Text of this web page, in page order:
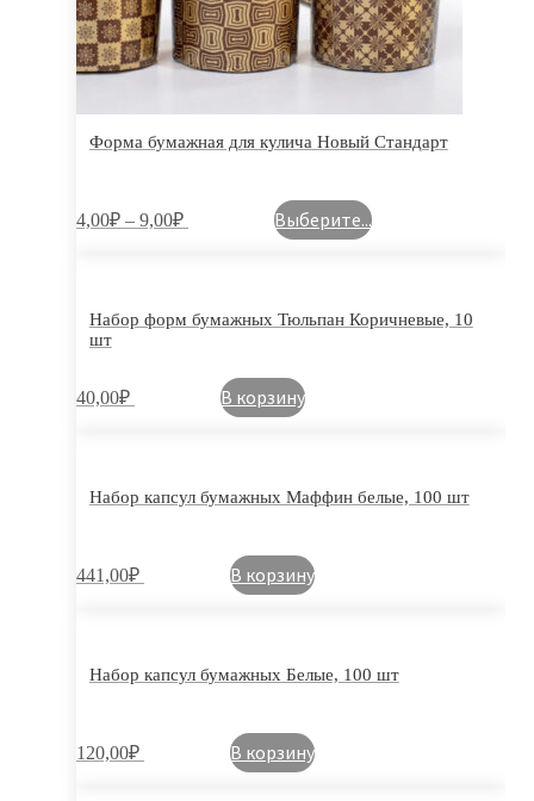
Форма бумажная для кулича Новый Стандарт
4,00₽ – 9,00₽ Выберите...
Набор форм бумажных Тюльпан Коричневые, 10
шт
40,00₽ В корзину
Набор капсул бумажных Маффин белые, 100 шт
441,00₽ В корзину
Набор капсул бумажных Белые, 100 шт
120,00₽ В корзину